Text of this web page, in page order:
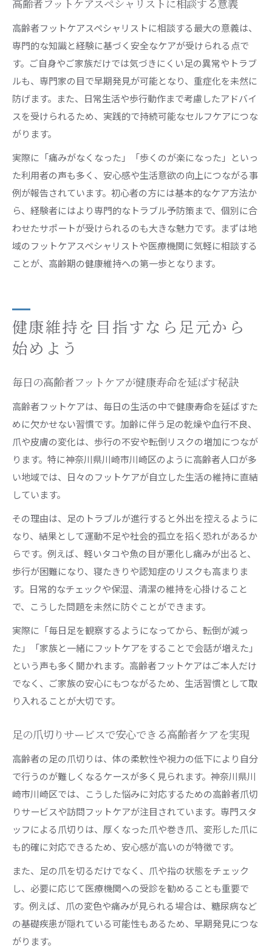
高齢者フットケアスペシャリストに相談する意義
高齢者フットケアスペシャリストに相談する最大の意義は、
専門的な知識と経験に基づく安全なケアが受けられる点で
す。ご自身やご家族だけでは気づきにくい足の異常やトラブ
ルも、専門家の目で早期発見が可能となり、重症化を未然に
防げます。また、日常生活や歩行動作まで考慮したアドバイ
スを受けられるため、実践的で持続可能なセルフケアにつな
がります。
実際に「痛みがなくなった」「歩くのが楽になった」といっ
た利用者の声も多く、安心感や生活意欲の向上につながる事
例が報告されています。初心者の方には基本的なケア方法か
ら、経験者にはより専門的なトラブル予防策まで、個別に合
わせたサポートが受けられるのも大きな魅力です。まずは地
域のフットケアスペシャリストや医療機関に気軽に相談する
ことが、高齢期の健康維持への第一歩となります。
健康維持を目指すなら足元から
始めよう
毎日の高齢者フットケアが健康寿命を延ばす秘訣
高齢者フットケアは、毎日の生活の中で健康寿命を延ばすた
めに欠かせない習慣です。加齢に伴う足の乾燥や血行不良、
爪や皮膚の変化は、歩行の不安や転倒リスクの増加につなが
ります。特に神奈川県川崎市川崎区のように高齢者人口が多
い地域では、日々のフットケアが自立した生活の維持に直結
しています。
その理由は、足のトラブルが進行すると外出を控えるように
なり、結果として運動不足や社会的孤立を招く恐れがあるか
らです。例えば、軽いタコや魚の目が悪化し痛みが出ると、
歩行が困難になり、寝たきりや認知症のリスクも高まりま
す。日常的なチェックや保湿、清潔の維持を心掛けること
で、こうした問題を未然に防ぐことができます。
実際に「毎日足を観察するようになってから、転倒が減っ
た」「家族と一緒にフットケアをすることで会話が増えた」
という声も多く聞かれます。高齢者フットケアはご本人だけ
でなく、ご家族の安心にもつながるため、生活習慣として取
り入れることが大切です。
足の爪切りサービスで安心できる高齢者ケアを実現
高齢者の足の爪切りは、体の柔軟性や視力の低下により自分
で行うのが難しくなるケースが多く見られます。神奈川県川
崎市川崎区では、こうした悩みに対応するための高齢者爪切
りサービスや訪問フットケアが注目されています。専門スタ
ッフによる爪切りは、厚くなった爪や巻き爪、変形した爪に
も的確に対応できるため、安心感が高いのが特徴です。
また、足の爪を切るだけでなく、爪や指の状態をチェック
し、必要に応じて医療機関への受診を勧めることも重要で
す。例えば、爪の変色や痛みが見られる場合は、糖尿病など
の基礎疾患が隠れている可能性もあるため、早期発見につな
がります。